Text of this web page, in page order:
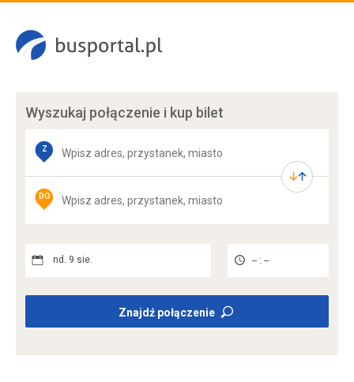
Wyszukaj połączenie i kup bilet
Z
DO
nd. 9 sie. -- : --
Znajdź połączenie